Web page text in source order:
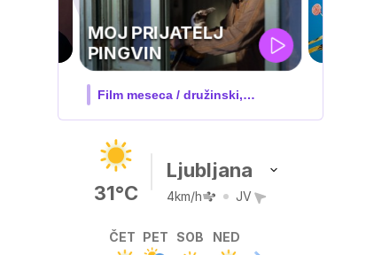
IQ 160
Nova hrvaška serija
31°C
Ljubljana
4km/h JV
ČET PET SOB NED